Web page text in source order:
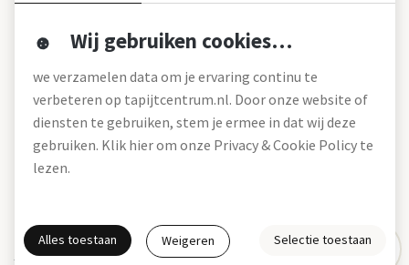
Over tapijtcentrum
Werken bij
Montageservice
Blog
Actie- en betalingsvoorwaarden * Disclaimer
Gratis interieuradvies
Wij gebruiken cookies…
we verzamelen data om je ervaring continu te
verbeteren op tapijtcentrum.nl. Door onze website of
diensten te gebruiken, stem je ermee in dat wij deze
gebruiken. Klik hier om onze Privacy & Cookie Policy te
lezen.
Alles toestaan Weigeren Selectie toestaan